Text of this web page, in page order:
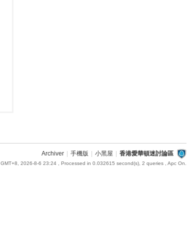
Archiver 手機版 小黑屋 香港愛華頓迷討論區
GMT+8, 2026-8-6 23:24, Processed in 0.032615 second(s), 2 queries , Apc On.